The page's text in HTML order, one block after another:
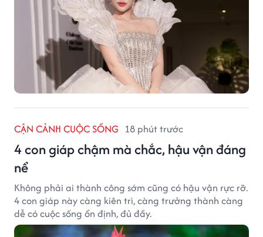
CẬN CẢNH CUỘC SỐNG 18 phút trước
4 con giáp chậm mà chắc, hậu vận đáng
nể
Không phải ai thành công sớm cũng có hậu vận rực rỡ.
4 con giáp này càng kiên trì, càng trưởng thành càng
dễ có cuộc sống ổn định, đủ đầy.